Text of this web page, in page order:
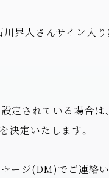
川界人さんサイン入
されている場合は
決定いたします。
ージ(DM)でご連絡い